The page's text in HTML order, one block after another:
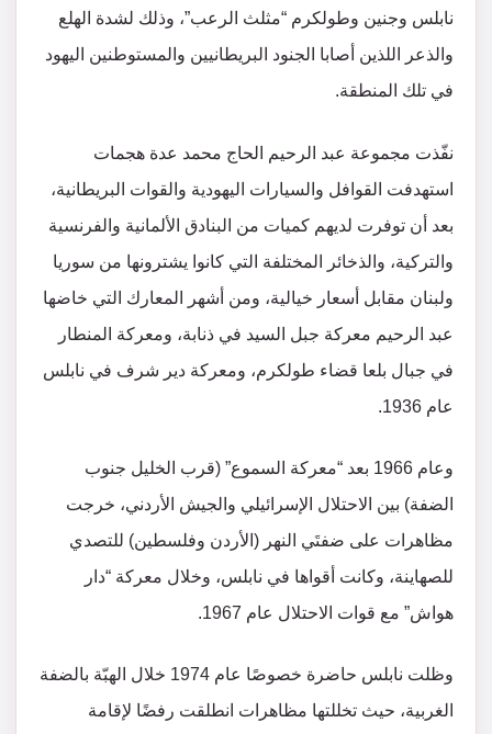
نابلس وجنين وطولكرم “مثلث الرعب”، وذلك لشدة الهلع
والذعر اللذين أصابا الجنود البريطانيين والمستوطنين اليهود
في تلك المنطقة.
نفّذت مجموعة عبد الرحيم الحاج محمد عدة هجمات
استهدفت القوافل والسيارات اليهودية والقوات البريطانية،
بعد أن توفرت لديهم كميات من البنادق الألمانية والفرنسية
والتركية، والذخائر المختلفة التي كانوا يشترونها من سوريا
ولبنان مقابل أسعار خيالية، ومن أشهر المعارك التي خاضها
عبد الرحيم معركة جبل السيد في ذنابة، ومعركة المنطار
في جبال بلعا قضاء طولكرم، ومعركة دير شرف في نابلس
عام 1936.
وعام 1966 بعد “معركة السموع” (قرب الخليل جنوب
الضفة) بين الاحتلال الإسرائيلي والجيش الأردني، خرجت
مظاهرات على ضفتَي النهر (الأردن وفلسطين) للتصدي
للصهاينة، وكانت أقواها في نابلس، وخلال معركة “دار
هواش” مع قوات الاحتلال عام 1967.
وظلت نابلس حاضرة خصوصًا عام 1974 خلال الهبّة بالضفة
الغربية، حيث تخللتها مظاهرات انطلقت رفضًا لإقامة